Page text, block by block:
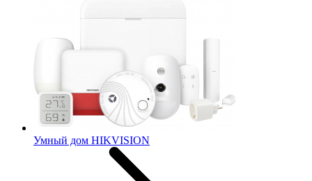
Умный дом HIKVISION